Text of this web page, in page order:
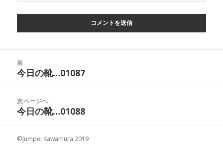
前
前
投
稿:
今日の靴…01087
次ページへ
次
投
今日の靴…01088
©Jumpei Kawamura 2019